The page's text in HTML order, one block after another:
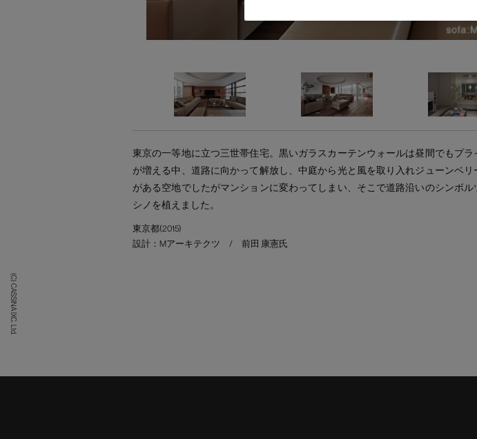
(C) CASSINA IXC. Ltd.
東京の一等地に立つ三世帯住宅。黒いガラスカーテンウォールは昼間でもプ
が増える中、道路に向かって解放し、中庭から光と風を取り入れジューンベ
がある空地でしたがマンションに変わってしまい、そこで道路沿いのシンボ
シノを植えました。
東京都(2015)
設計：Mアーキテクツ / 前田 康憲氏